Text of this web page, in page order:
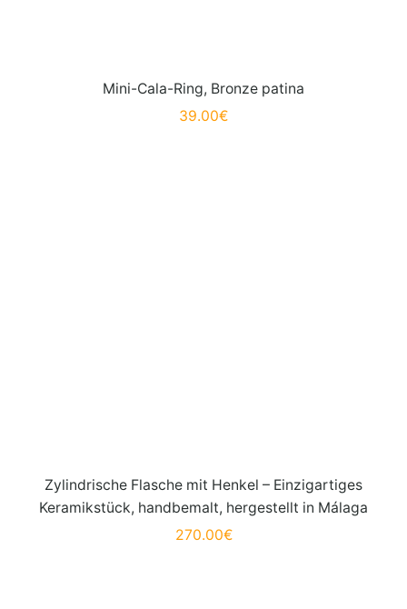
Mini-Cala-Ring, Bronze patina
39.00€
Zylindrische Flasche mit Henkel – Einzigartiges
Keramikstück, handbemalt, hergestellt in Málaga
270.00€